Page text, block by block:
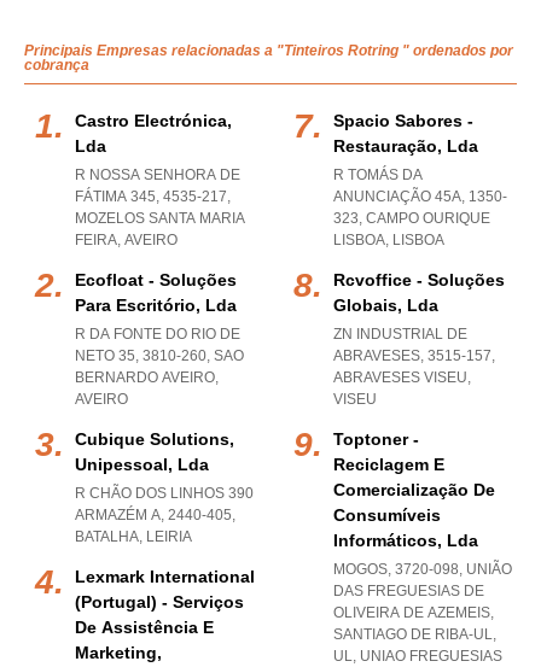
Principais Empresas relacionadas a "Tinteiros Rotring " ordenados por
cobrança
Castro Electrónica,
Lda
R NOSSA SENHORA DE
FÁTIMA 345, 4535-217,
MOZELOS SANTA MARIA
FEIRA, AVEIRO
Ecofloat - Soluções
Para Escritório, Lda
R DA FONTE DO RIO DE
NETO 35, 3810-260, SAO
BERNARDO AVEIRO,
AVEIRO
Cubique Solutions,
Unipessoal, Lda
R CHÃO DOS LINHOS 390
ARMAZÉM A, 2440-405,
BATALHA, LEIRIA
Lexmark International
(portugal) - Serviços
De Assistência E
Marketing,
Spacio Sabores -
Restauração, Lda
R TOMÁS DA
ANUNCIAÇÃO 45A, 1350-
323, CAMPO OURIQUE
LISBOA, LISBOA
Rcvoffice - Soluções
Globais, Lda
ZN INDUSTRIAL DE
ABRAVESES, 3515-157,
ABRAVESES VISEU,
VISEU
Toptoner -
Reciclagem E
Comercialização De
Consumíveis
Informáticos, Lda
MOGOS, 3720-098, UNIÃO
DAS FREGUESIAS DE
OLIVEIRA DE AZEMEIS,
SANTIAGO DE RIBA-UL,
UL, UNIAO FREGUESIAS